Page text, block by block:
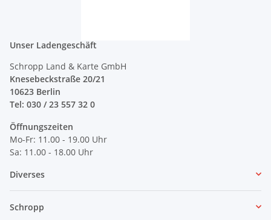
Unser Ladengeschäft
Schropp Land & Karte GmbH
Knesebeckstraße 20/21
10623 Berlin
Tel: 030 / 23 557 32 0
Öffnungszeiten
Mo-Fr: 11.00 - 19.00 Uhr
Sa: 11.00 - 18.00 Uhr
Diverses
Schropp